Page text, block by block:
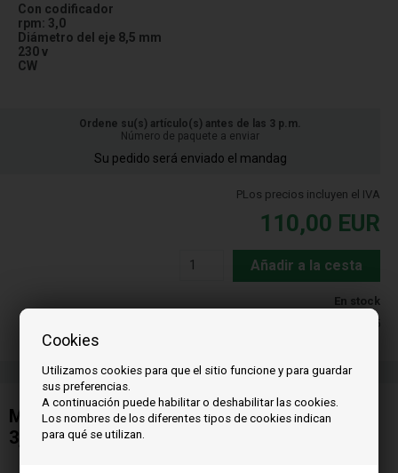
Cookies
Utilizamos cookies para que el sitio funcione y para guardar
sus preferencias.
A continuación puede habilitar o deshabilitar las cookies.
Los nombres de los diferentes tipos de cookies indican
para qué se utilizan.
Con codificador
rpm: 3,0
Diámetro del eje 8,5 mm
230 v
CW
Ordene su(s) artículo(s) antes de las 3 p.m.
Número de paquete a enviar
Su pedido será enviado el mandag
PLos precios incluyen el IVA
110,00 EUR
Añadir a la cesta
En stock
Entrega 2-5
Motorreductor/Motor sinfín con codificador
3,3 rpm - eje 9,5 mm - 230v